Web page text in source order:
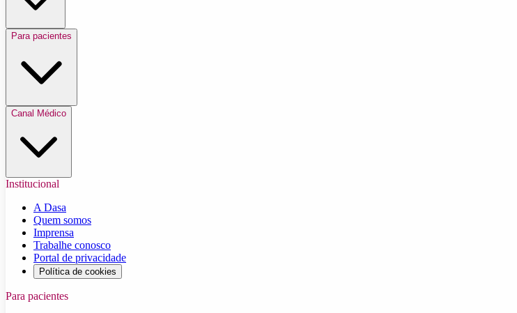
Para pacientes
Canal Médico
Institucional
A Dasa
Quem somos
Imprensa
Trabalhe conosco
Portal de privacidade
Política de cookies
Para pacientes